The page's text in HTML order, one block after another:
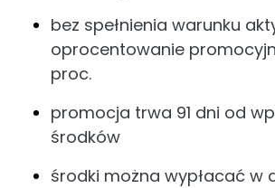
bez spełnienia warunku
oprocentowanie
proc.
promocja trwa 91 dni od
środków
środki można wypłacać w